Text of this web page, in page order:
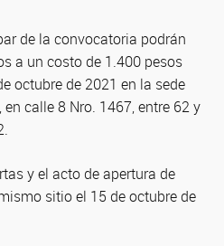
de la convocatoria podrán
a un costo de 1.400 pesos
octubre de 2021 en la sede
en calle 8 Nro. 1467, entre 62 y
y el acto de apertura de
sitio el 15 de octubre de